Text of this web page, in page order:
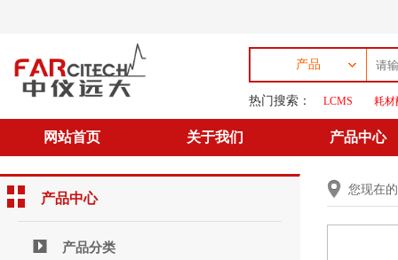
产品
热门搜索： LCMS 耗材
网站首页 关于我们 产品中心
产品中心
产品分类
您现在